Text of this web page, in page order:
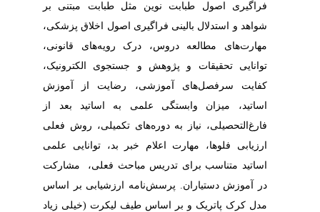
فراگیری اصول طبابت نوین مثل طبابت مبتنی بر
شواهد و استدلال بالینی فراگیری اصول اخلاق پزشکی،
مهارت‌های مطالعه دروس، درک رویه‌های قانونی،
توانایی تحقیقات و پژوهش و جستجوی الکترونیک،
کفایت سرفصل‌های آموزشی، رضایت از آموزش
اساتید، میزان وابستگی علمی به اساتید بعد از
فارغ‌التحصیلی، نیاز به دوره‌های تکمیلی، روش فعلی
ارزیابی فلوها، مهارت اعلام خبر بد، توانایی علمی
اساتید متناسب برای تدریس مباحث فعلی، مشارکت
در آموزش دستیاران. پرسش‌نامه ارزشیابی بر اساس
مدل کرک پاتریک و بر اساس طیف لیکرت (خیلی زیاد